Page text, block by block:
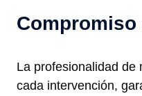
La profesionalidad de
cada intervención,